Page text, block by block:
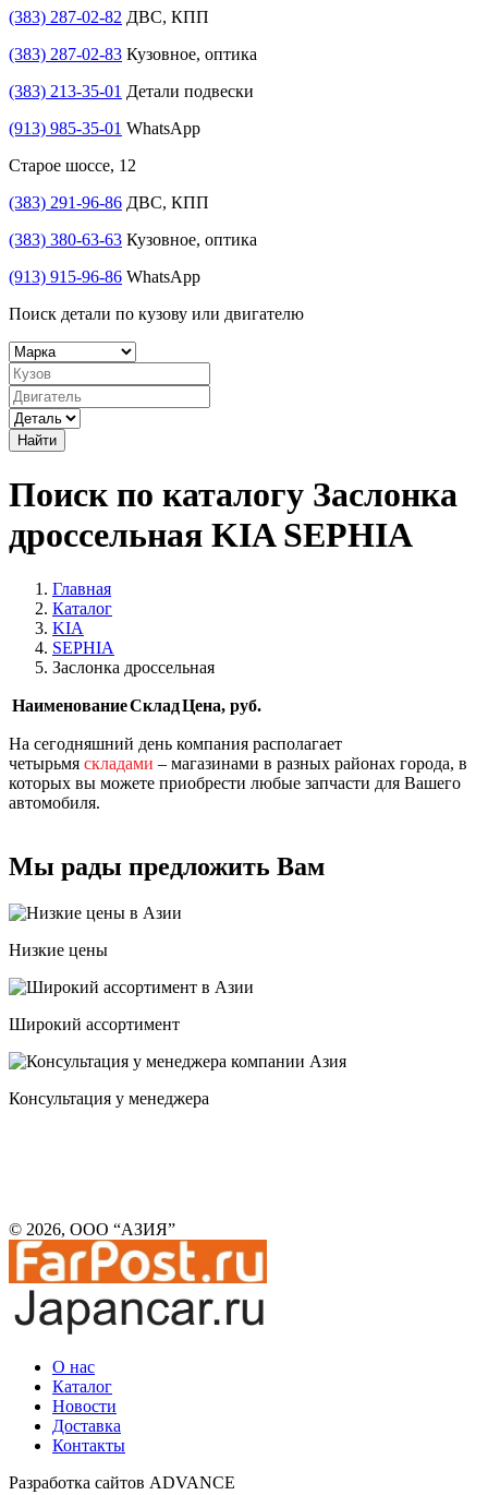
(383) 287-02-82 ДВС, КПП
(383) 287-02-83 Кузовное, оптика
(383) 213-35-01 Детали подвески
(913) 985-35-01 WhatsApp
Старое шоссе, 12
(383) 291-96-86 ДВС, КПП
(383) 380-63-63 Кузовное, оптика
(913) 915-96-86 WhatsApp
Поиск детали по кузову или двигателю
Найти
Поиск по каталогу Заслонка
дроссельная KIA SEPHIA
Главная
Каталог
KIA
SEPHIA
Заслонка дроссельная
НаименованиеСкладЦена, руб.
На сегодняшний день компания располагает
четырьмя складами – магазинами в разных районах города, в
которых вы можете приобрести любые запчасти для Вашего
автомобиля.
Мы рады предложить Вам
Низкие цены
Широкий ассортимент
Консультация у менеджера
© 2026, ООО “АЗИЯ”
О нас
Каталог
Новости
Доставка
Контакты
Разработка сайтов ADVANCE